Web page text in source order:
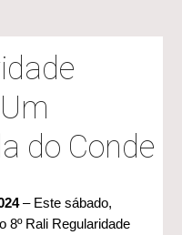
do Conde
– Este sábado,
8º Rali Regularidade